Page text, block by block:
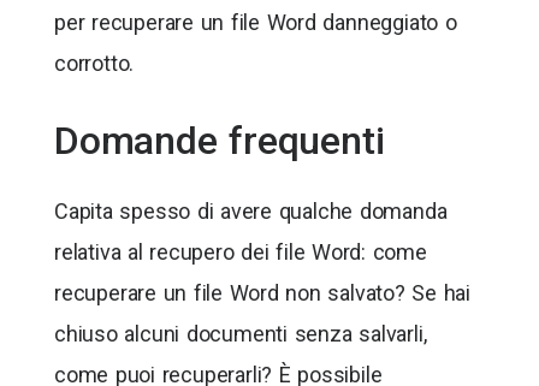
per recuperare un file Word danneggiato o
corrotto.
Domande frequenti
Capita spesso di avere qualche domanda
relativa al recupero dei file Word: come
recuperare un file Word non salvato? Se hai
chiuso alcuni documenti senza salvarli,
come puoi recuperarli? È possibile